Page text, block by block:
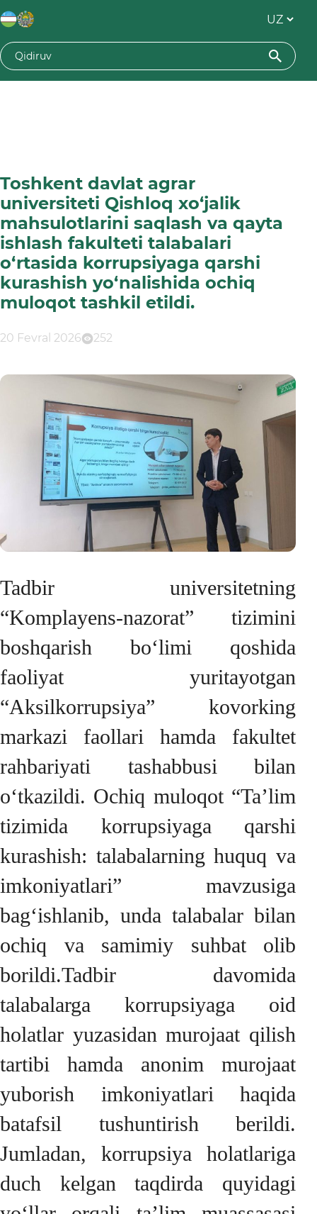
Toshkent davlat agrar
universiteti Qishloq xo‘jalik
mahsulotlarini saqlash va qayta
ishlash fakulteti talabalari
o‘rtasida korrupsiyaga qarshi
kurashish yo‘nalishida ochiq
muloqot tashkil etildi.
20 Fevral 2026 252
Tadbir universitetning
“Komplayens-nazorat” tizimini
boshqarish bo‘limi qoshida
faoliyat yuritayotgan
“Aksilkorrupsiya” kovorking
markazi faollari hamda fakultet
rahbariyati tashabbusi bilan
o‘tkazildi. Ochiq muloqot “Ta’lim
tizimida korrupsiyaga qarshi
kurashish: talabalarning huquq va
imkoniyatlari” mavzusiga
bag‘ishlanib, unda talabalar bilan
ochiq va samimiy suhbat olib
borildi.Tadbir davomida
talabalarga korrupsiyaga oid
holatlar yuzasidan murojaat qilish
tartibi hamda anonim murojaat
yuborish imkoniyatlari haqida
batafsil tushuntirish berildi.
Jumladan, korrupsiya holatlariga
duch kelgan taqdirda quyidagi